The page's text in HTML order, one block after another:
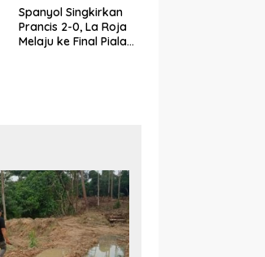
Spanyol Singkirkan
Prancis 2-0, La Roja
Melaju ke Final Piala